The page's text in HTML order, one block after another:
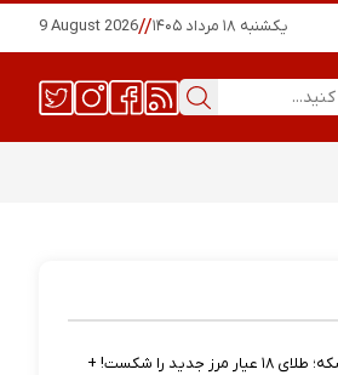
یکشنبه ۱۸ مرداد ۱۴۰۵ //
9 August 2026
قیمت طلا و سکه؛ طلای ۱۸ عیار مرز جدید را شکست! +